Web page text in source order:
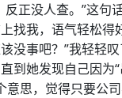
正没人查。”这
找我，语气轻松
没事吧？”我轻轻
她发现自己因为“
意思，觉得只要